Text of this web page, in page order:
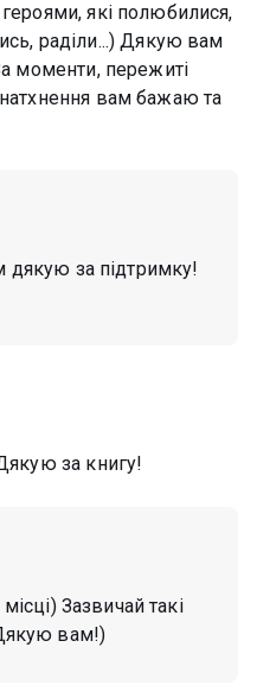
які полюбилися,
раділи...) Дякую вам
моменти, пережиті
вам бажаю та
за підтримку!
за книгу!
Зазвичай такі
вам!)